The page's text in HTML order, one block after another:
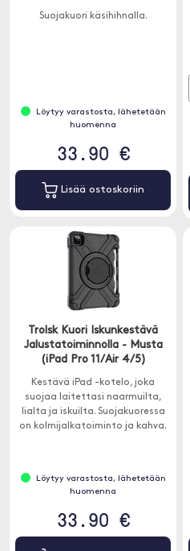
Suojakuori käsihihnalla.
Löytyy varastosta, lähetetään
huomenna
33.90 €
Lisää ostoskoriin
Trolsk Kuori Iskunkestävä
Jalustatoiminnolla - Musta
(iPad Pro 11/Air 4/5)
Kestävä iPad -kotelo, joka
suojaa laitettasi naarmuilta,
lialta ja iskuilta. Suojakuoressa
on kolmijalkatoiminto ja kahva.
Löytyy varastosta, lähetetään
huomenna
33.90 €